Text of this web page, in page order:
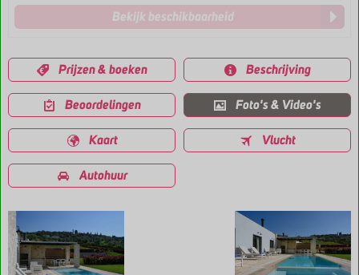
Bekijk beschikbaarheid
Prijzen & boeken Beschrijving
Beoordelingen Foto's & Video's
Kaart Vlucht
Autohuur